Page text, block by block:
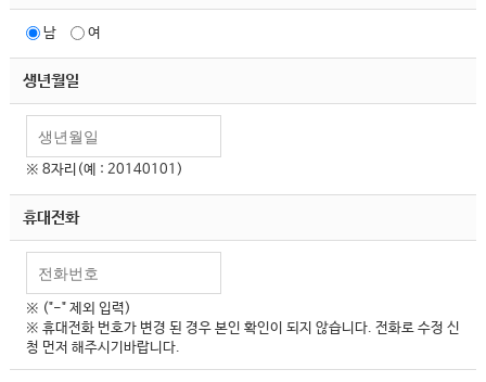
남 여
생년월일
※ 8자리(예 : 20140101)
휴대전화
※ ("-" 제외 입력)
※ 휴대전화 번호가 변경 된 경우 본인 확인이 되지 않습니다. 전화로 수정 신
청 먼저 해주시기바랍니다.